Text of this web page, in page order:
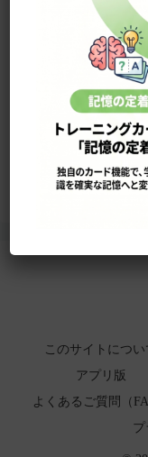
このサイトにつ
単語の検索法
ローマ字表
よくある検索ミ
このサイトについ
アプリ版
よくあるご質問（